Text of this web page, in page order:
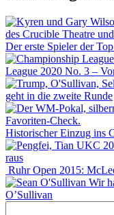
Der erste Spieler der
League 2020 No. 3 –
geht in die zweite Runde
Historischer Einzug ins
raus
Ruhr Open 2015:
Wir
O’Sullivan